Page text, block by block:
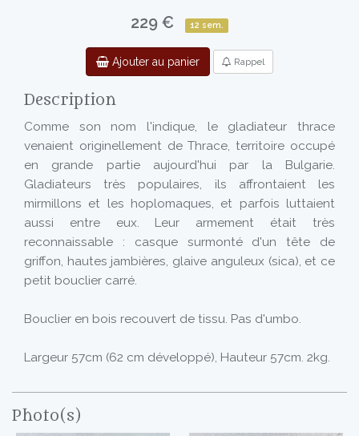
229 € 12 sem.
Ajouter au panier Rappel
Description
Comme son nom l'indique, le gladiateur thrace
venaient originellement de Thrace, territoire occupé
en grande partie aujourd'hui par la Bulgarie.
Gladiateurs très populaires, ils affrontaient les
mirmillons et les hoplomaques, et parfois luttaient
aussi entre eux. Leur armement était très
reconnaissable : casque surmonté d'un tête de
griffon, hautes jambières, glaive anguleux (sica), et ce
petit bouclier carré.
Bouclier en bois recouvert de tissu. Pas d'umbo.
Largeur 57cm (62 cm développé), Hauteur 57cm. 2kg.
Photo(s)